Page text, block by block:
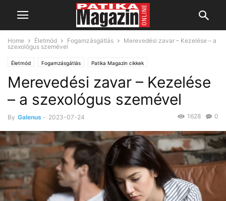
Home Életmód Fogamzásgátlás
Merevedési zavar – Kezelése – a
szexológus szemével
Életmód Fogamzásgátlás Patika Magazin cikkek
Gyógyszerek, betegségek, prevenció
Merevedési zavar – Kezelése
– a szexológus szemével
By Galenus - 2023-07-24 0
1628